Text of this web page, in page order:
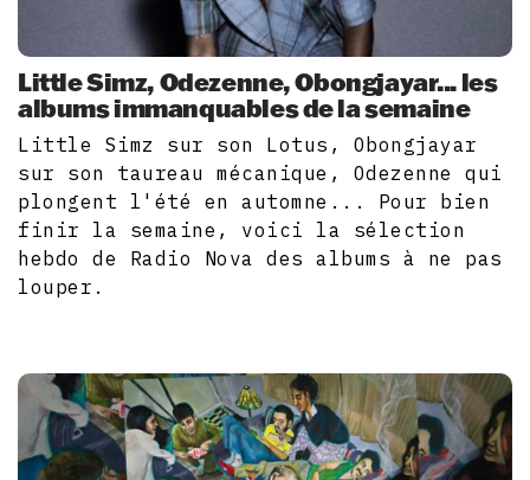
Little Simz, Odezenne, Obongjayar... les
albums immanquables de la semaine
Little Simz sur son Lotus, Obongjayar
sur son taureau mécanique, Odezenne qui
plongent l'été en automne... Pour bien
finir la semaine, voici la sélection
hebdo de Radio Nova des albums à ne pas
louper.